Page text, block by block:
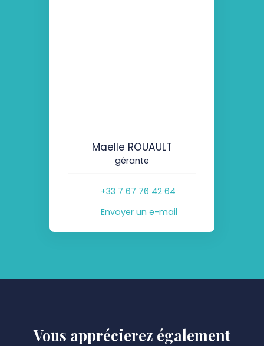
Maelle ROUAULT
gérante
+33 7 67 76 42 64
Envoyer un e-mail
Vous apprécierez également